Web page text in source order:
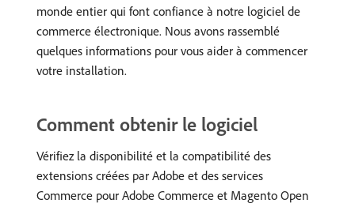
monde entier qui font confiance à notre logiciel de
commerce électronique. Nous avons rassemblé
quelques informations pour vous aider à commencer
votre installation.
Comment obtenir le logiciel
Vérifiez la disponibilité et la compatibilité des
extensions créées par Adobe et des services
Commerce pour Adobe Commerce et Magento Open